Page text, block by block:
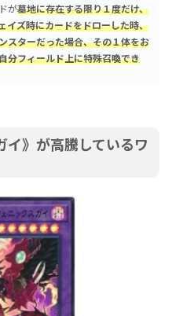
が墓地に存在する限り１度だけ、
イズ時にカードをドローした時、
スターだった場合、その１体をお
分フィールド上に特殊召喚でき
イ》が高騰しているワ